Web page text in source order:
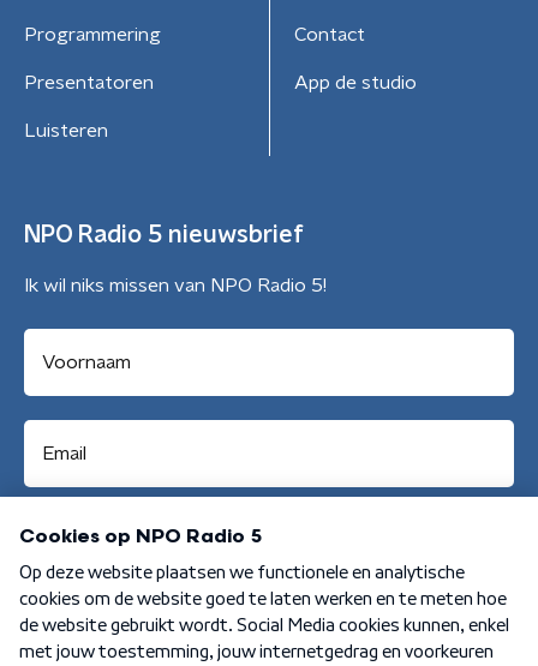
Programmering
Presentatoren
Luisteren
Contact
App de studio
NPO Radio 5 nieuwsbrief
Ik wil niks missen van NPO Radio 5!
Aanmelden
Algemene voorwaarden